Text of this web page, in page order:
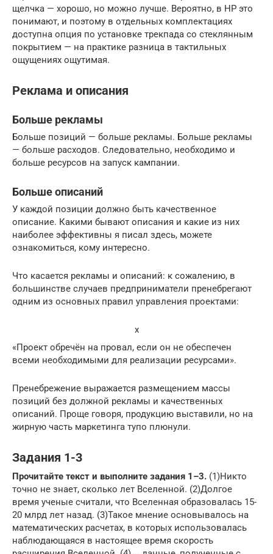
щелчка — хорошо, но можно лучше. Вероятно, в HP это
понимают, и поэтому в отдельных комплектациях
доступна опция по установке трекпада со стеклянным
покрытием — на практике разница в тактильных
ощущениях ощутимая.
Реклама и описания
Больше рекламы
Больше позиций — больше рекламы. Больше рекламы
— больше расходов. Следовательно, необходимо и
больше ресурсов на запуск кампании.
Больше описаний
У каждой позиции должно быть качественное
описание. Какими бывают описания и какие из них
наиболее эффективны я писал здесь, можете
ознакомиться, кому интересно.
Что касается рекламы и описаний: к сожалению, в
большинстве случаев предприниматели пренебрегают
одним из основных правил управления проектами:
x
«Проект обречён на провал, если он не обеспечен
всеми необходимыми для реализации ресурсами».
Пренебрежение выражается размещением массы
позиций без должной рекламы и качественных
описаний. Проще говоря, продукцию выставили, но на
жирную часть маркетинга тупо плюнули.
Задания 1-3
Прочитайте текст и выполните задания 1–3. (1)Никто
точно не знает, сколько лет Вселенной. (2)Долгое
время ученые считали, что Вселенная образовалась 15-
20 млрд лет назад. (3)Такое мнение основывалось на
математических расчетах, в которых использовалась
наблюдающаяся в настоящее время скорость